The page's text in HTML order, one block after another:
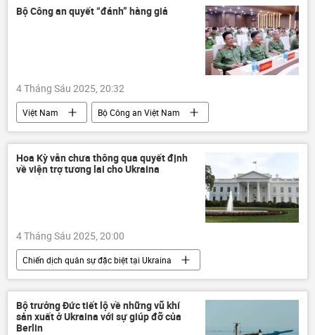
Vladimir Putin
Vladimir Medinsky
Bộ Công an quyết “đánh” hàng giả
4 Tháng Sáu 2025, 20:32
Việt Nam
Bộ Công an Việt Nam
công an
vi phạm
tội phạm
trí tuệ
Chính phủ
Hoa Kỳ vẫn chưa thông qua quyết định
về viện trợ tương lai cho Ukraina
4 Tháng Sáu 2025, 20:00
Chiến dịch quân sự đặc biệt tại Ukraina
Thế giới
Hoa Kỳ
NATO
Ukraina
Cuộc khủng hoảng ở Ukraina
Nga
xung đột quân sự
Bộ trưởng Đức tiết lộ về những vũ khí
sản xuất ở Ukraina với sự giúp đỡ của
Berlin